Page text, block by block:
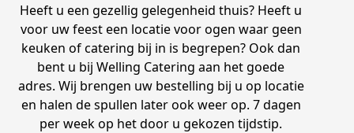
Heeft u een gezellig gelegenheid thuis? Heeft u
voor uw feest een locatie voor ogen waar geen
keuken of catering bij in is begrepen? Ook dan
bent u bij Welling Catering aan het goede
adres. Wij brengen uw bestelling bij u op locatie
en halen de spullen later ook weer op. 7 dagen
per week op het door u gekozen tijdstip.